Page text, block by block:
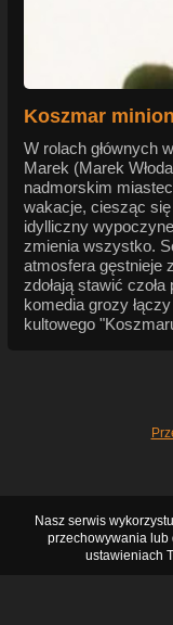
Koszmar
W rolach głównych
Marek (Marek
nadmorskim
wakacje, ciesząc
idylliczny
zmienia wszystko.
atmosfera gęstnieje
zdołają stawić
komedia grozy
kultowego
Nasz serwis
przechowywania lub
ustawieniach